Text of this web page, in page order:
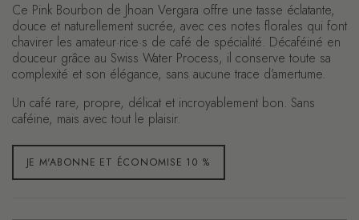
Ce Pink Bourbon de Jhoan Vergara offre une tasse éclatante,
douce et naturellement sucrée, avec ces notes florales qui font
chavirer les amateur·rice·s de café de spécialité. Décaféiné en
douceur grâce au Swiss Water Process, il conserve toute sa
complexité et son élégance, sans aucune trace d’amertume.
Un café rare, propre, délicat et incroyablement bon. Sans
caféine, mais avec tout le plaisir.
JE M'ABONNE ET ÉCONOMISE 10 %